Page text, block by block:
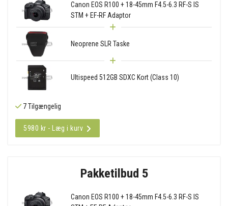
Canon EOS R100 + 18-45mm F4.5-6.3 RF-S IS
STM + EF-RF Adaptor
Neoprene SLR Taske
Ultispeed 512GB SDXC Kort (Class 10)
7 Tilgængelig
5980 kr - Læg i kurv
Pakketilbud 5
Canon EOS R100 + 18-45mm F4.5-6.3 RF-S IS